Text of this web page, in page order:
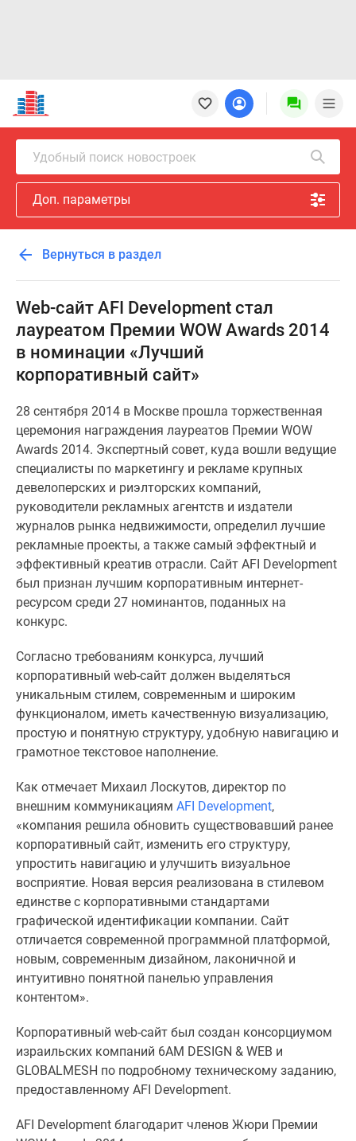
Новостройки
Квартиры
Ипотека
Новостройки
Москвы
Новостройки
Подмосковья
Новостройки
Москвы
Готовые
новостройки
Новостройки
карте
Специальные
Коммерческие
помещения
Продавцы
застройщики
Панорамы
новостроек
Видеообзор
новостроек
Экспертиза
новостроек
Экология
Подмосковья
Студии
комнатные
комнатные
Квартиры
карте
Ипотечный
калькулятор
Семейная
ипотека
Военная
ипотека
Банки
программы
Медиа
недвижимости
Мнение
Удобный поиск новостроек
Доп. параметры
Вернуться в раздел
Web-сайт AFI Development стал
лауреатом Премии WOW Awards 2014
в номинации «Лучший
корпоративный сайт»
28 сентября 2014 в Москве прошла торжественная
церемония награждения лауреатов Премии WOW
Awards 2014. Экспертный совет, куда вошли ведущие
специалисты по маркетингу и рекламе крупных
девелоперских и риэлторских компаний,
руководители рекламных агентств и издатели
журналов рынка недвижимости, определил лучшие
рекламные проекты, а также самый эффектный и
эффективный креатив отрасли. Сайт AFI Development
был признан лучшим корпоративным интернет-
ресурсом среди 27 номинантов, поданных на
конкурс.
Согласно требованиям конкурса, лучший
корпоративный web-сайт должен выделяться
уникальным стилем, современным и широким
функционалом, иметь качественную визуализацию,
простую и понятную структуру, удобную навигацию и
грамотное текстовое наполнение.
Как отмечает Михаил Лоскутов, директор по
внешним коммуникациям AFI Development,
«компания решила обновить существовавший ранее
корпоративный сайт, изменить его структуру,
упростить навигацию и улучшить визуальное
восприятие. Новая версия реализована в стилевом
единстве с корпоративными стандартами
графической идентификации компании. Сайт
отличается современной программной платформой,
новым, современным дизайном, лаконичной и
интуитивно понятной панелью управления
контентом».
Корпоративный web-сайт был создан консорциумом
израильских компаний 6AM DESIGN & WEB и
GLOBALMESH по подробному техническому заданию,
предоставленному AFI Development.
AFI Development благодарит членов Жюри Премии